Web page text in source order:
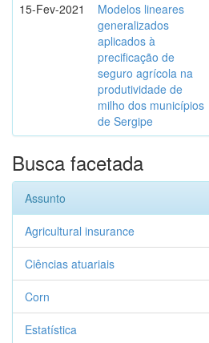
15-Fev-2021
Modelos lineares
generalizados
aplicados à
precificação de
seguro agrícola na
produtividade de
milho dos municípios
de Sergipe
Busca facetada
Assunto
Agricultural insurance
Ciências atuariais
Corn
Estatística